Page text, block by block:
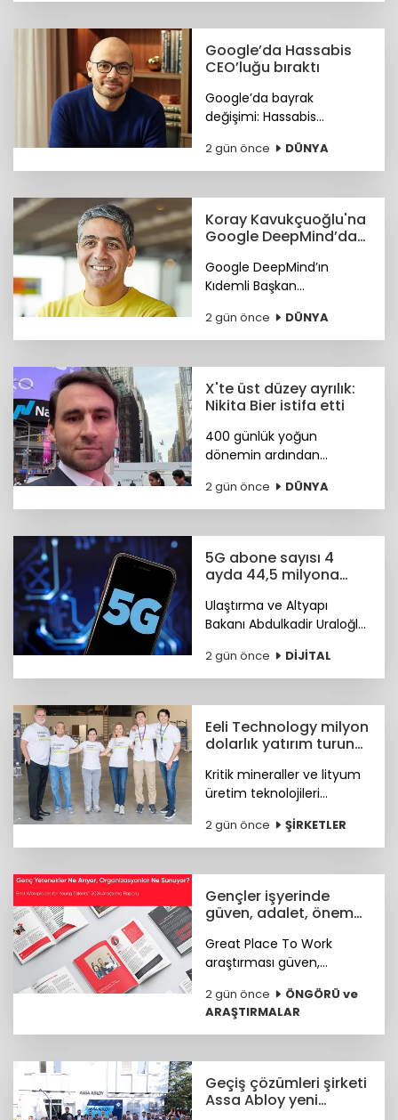
Google’da Hassabis
CEO’luğu bıraktı
Google’da bayrak
değişimi: Hassabis
2 gün önce DÜNYA
Koray Kavukçuoğlu'na
Google DeepMind’da
Google DeepMind’ın
Kıdemli Başkan
bilim insanı Koray
Kavukçuoğlu getirildi.
2 gün önce DÜNYA
X'te üst düzey ayrılık:
Nikita Bier istifa etti
400 günlük yoğun
dönemin ardından
şirkette danışman olarak
kalacak. Yerine tasarım ve
oluşan yeni bir ekip
geçiyor.
2 gün önce DÜNYA
5G abone sayısı 4
ayda 44,5 milyona
Ulaştırma ve Altyapı
Bakanı Abdulkadir Uraloğlu,
44,5 milyona ulaştığını
bildirdi.
2 gün önce DİJİTAL
Eeli Technology milyon
dolarlık yatırım turunu
Kritik mineraller ve lityum
üretim teknolojileri
toplam 2 milyon dolar
tutarındaki tohum öncesi
2 gün önce ŞİRKETLER
Gençler işyerinde
güven, adalet, önem
Great Place To Work
araştırması güven,
sağlık, anlam ve yapay
zekâya hazır kurum
kültürünün genç çalışan
temel unsurlar olduğunu
ortaya koydu.
2 gün önce
ÖNGÖRÜ ve
ARAŞTIRMALAR
Geçiş çözümleri şirketi
Assa Abloy yeni